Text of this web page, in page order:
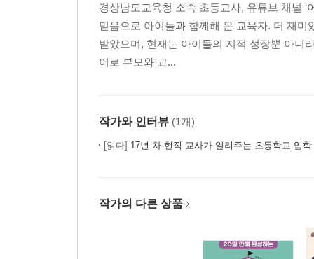
경상남도교육청 소속 초등교사, 유튜브 채널 ‘
믿음으로 아이들과 함께해 온 교육자. 더 재
받았으며, 현재는 아이들의 지적 성장뿐 아니
어로 부모와 교...
작가와 인터뷰 (1개)
[읽다] 17년 차 현직 교사가 알려주는 초등학교 입
작가의 다른 상품